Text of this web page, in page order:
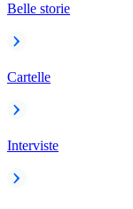
Belle storie
Cartelle
Interviste